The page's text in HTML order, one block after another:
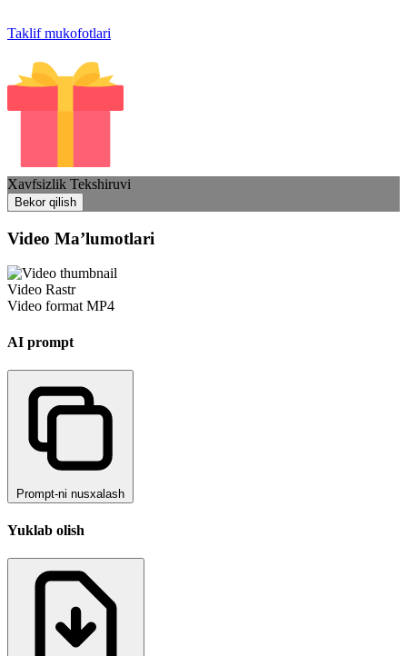
Taklif mukofotlari
Xavfsizlik Tekshiruvi
Bekor qilish
Video Ma’lumotlari
Video Rastr
Video format MP4
AI prompt
Prompt-ni nusxalash
Yuklab olish